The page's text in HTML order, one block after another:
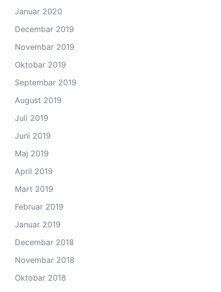
Januar 2020
Decembar 2019
Novembar 2019
Oktobar 2019
Septembar 2019
August 2019
Juli 2019
Juni 2019
Maj 2019
April 2019
Mart 2019
Februar 2019
Januar 2019
Decembar 2018
Novembar 2018
Oktobar 2018